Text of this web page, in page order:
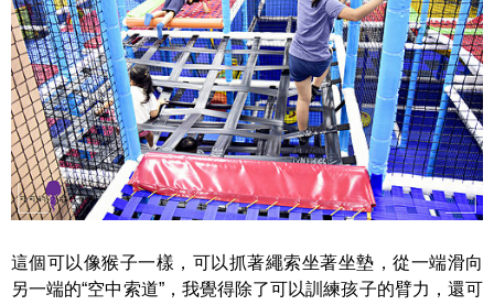
這個可以像猴子一樣，可以抓著繩索坐著坐墊，從一端滑向
另一端的“空中索道”，我覺得除了可以訓練孩子的臂力，還可